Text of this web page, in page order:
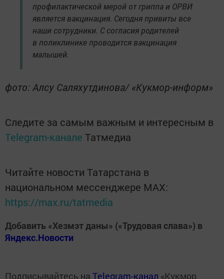
профилактической мерой от гриппа и ОРВИ
является вакцинация. Сегодня привиты все
наши сотрудники. С согласия родителей
в поликлинике проводится вакцинация
малышей.
фото: Алсу Саляхутдинова/ «Кукмор-информ»
Следите за самым важным и интересным в
Telegram-канале Татмедиа
Читайте новости Татарстана в
национальном мессенджере MАХ:
https://max.ru/tatmedia
Добавить «Хезмэт даны» («Трудовая слава») в
Яндекс.Новости
Подписывайтесь на Telegram-канал «Кукмор